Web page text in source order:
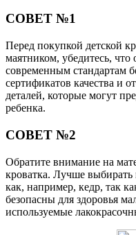
СОВЕТ №1
Перед покупкой детской
маятником, убедитесь, что
современным стандартам
сертификатов качества и
деталей, которые могут
ребенка.
СОВЕТ №2
Обратите внимание на
кроватка. Лучше выбирать
как, например, кедр, так
безопасны для здоровья
используемые